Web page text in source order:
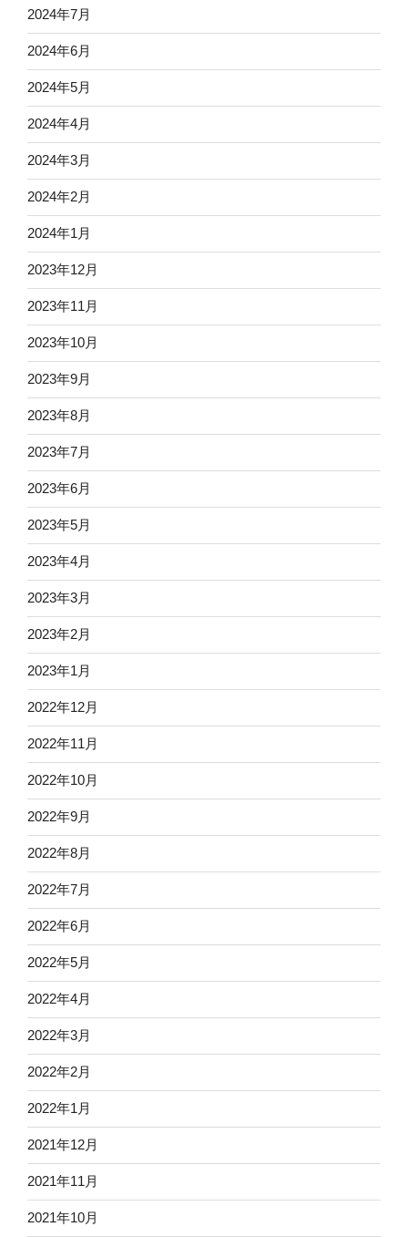
2024年7月
2024年6月
2024年5月
2024年4月
2024年3月
2024年2月
2024年1月
2023年12月
2023年11月
2023年10月
2023年9月
2023年8月
2023年7月
2023年6月
2023年5月
2023年4月
2023年3月
2023年2月
2023年1月
2022年12月
2022年11月
2022年10月
2022年9月
2022年8月
2022年7月
2022年6月
2022年5月
2022年4月
2022年3月
2022年2月
2022年1月
2021年12月
2021年11月
2021年10月